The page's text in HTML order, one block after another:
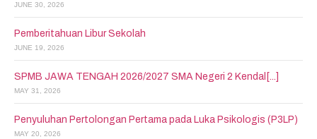
JUNE 30, 2026
Pemberitahuan Libur Sekolah
JUNE 19, 2026
SPMB JAWA TENGAH 2026/2027 SMA Negeri 2 Kendal[...]
MAY 31, 2026
Penyuluhan Pertolongan Pertama pada Luka Psikologis (P3LP)
MAY 20, 2026